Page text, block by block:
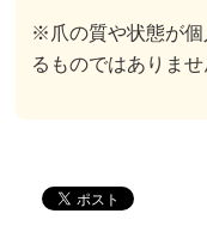
※爪の質や状態が個
るものではありませ